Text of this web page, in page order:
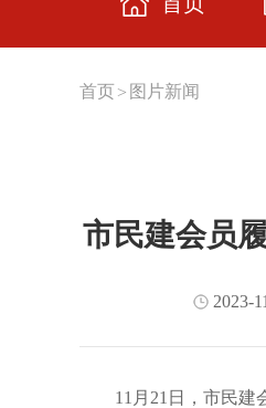
首页> 图片新闻
市民建会员
2023-
11月21日，市民